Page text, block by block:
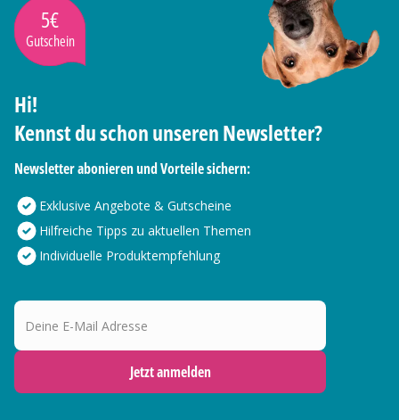
5€
Gutschein
Hi!
Kennst du schon unseren Newsletter?
Newsletter abonieren und Vorteile sichern:
Exklusive Angebote & Gutscheine
Hilfreiche Tipps zu aktuellen Themen
Individuelle Produktempfehlung
Deine E-Mail Adresse
Jetzt anmelden